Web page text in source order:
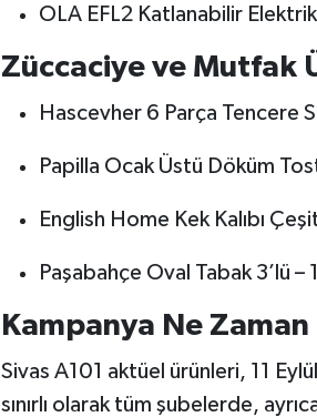
OLA EFL2 Katlanabilir
Züccaciye ve Mutfak
Hascevher 6 Parça Tencere
Papilla Ocak Üstü Döküm
English Home Kek Kalıbı
Paşabahçe Oval Tabak 3’lü –
Kampanya Ne
Sivas A101 aktüel ürünleri, 11
sınırlı olarak tüm şubelerde,